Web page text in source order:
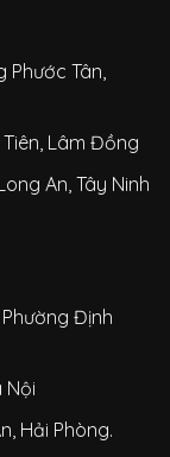
Phước Tân,
Lâm Đồng
An, Tây Ninh
Định
Nội
Hải Phòng.